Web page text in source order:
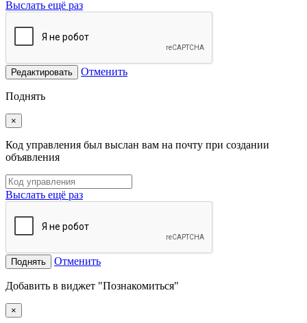
Выслать ещё раз
Редактировать Отменить
Поднять
×
Код управления был выслан вам на почту при создании
объявления
Выслать ещё раз
Поднять Отменить
Добавить в виджет "Познакомиться"
×